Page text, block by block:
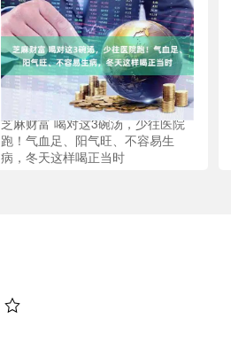
芝麻财富 喝对这3碗汤，少往医院
跑！气血足、阳气旺、不容易生
病，冬天这样喝正当时